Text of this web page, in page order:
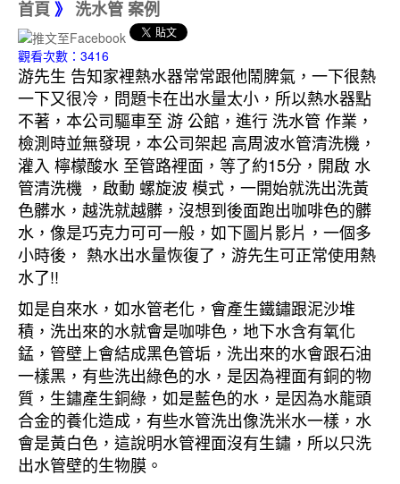
首頁 》 洗水管 案例
觀看次數：3416
游先生 告知家裡熱水器常常跟他鬧脾氣，一下很熱
一下又很冷，問題卡在出水量太小，所以熱水器點
不著，本公司驅車至 游 公館，進行 洗水管 作業，
檢測時並無發現，本公司架起 高周波水管清洗機，
灌入 檸檬酸水 至管路裡面，等了約15分，開啟 水
管清洗機 ，啟動 螺旋波 模式，一開始就洗出洗黃
色髒水，越洗就越髒，沒想到後面跑出咖啡色的髒
水，像是巧克力可可一般，如下圖片影片，一個多
小時後， 熱水出水量恢復了，游先生可正常使用熱
水了!!
如是自來水，如水管老化，會產生鐵鏽跟泥沙堆
積，洗出來的水就會是咖啡色，地下水含有氧化
錳，管壁上會結成黑色管垢，洗出來的水會跟石油
一樣黑，有些洗出綠色的水，是因為裡面有銅的物
質，生鏽產生銅綠，如是藍色的水，是因為水龍頭
合金的養化造成，有些水管洗出像洗米水一樣，水
會是黃白色，這說明水管裡面沒有生鏽，所以只洗
出水管壁的生物膜。